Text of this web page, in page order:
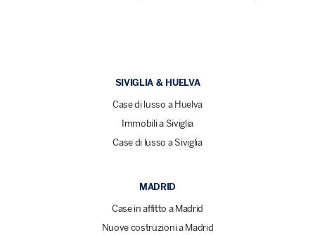
SIVIGLIA & HUELVA
Case di lusso a Huelva
Immobili a Siviglia
Case di lusso a Siviglia
MADRID
Case in affitto a Madrid
Nuove costruzioni a Madrid